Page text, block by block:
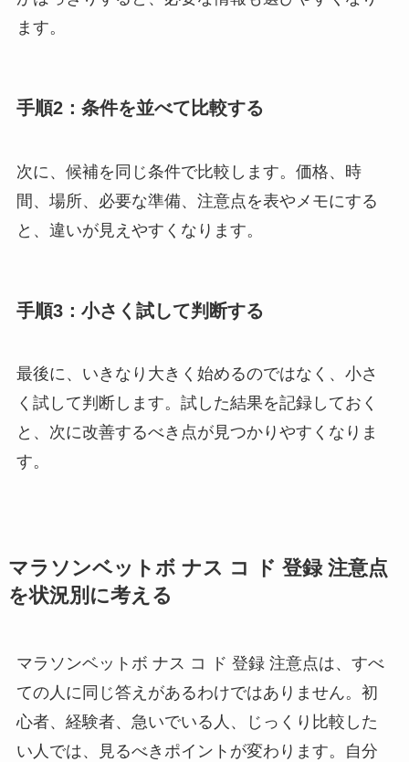
ます。
手順2：条件を並べて比較する
次に、候補を同じ条件で比較します。価格、時
間、場所、必要な準備、注意点を表やメモにする
と、違いが見えやすくなります。
手順3：小さく試して判断する
最後に、いきなり大きく始めるのではなく、小さ
く試して判断します。試した結果を記録しておく
と、次に改善するべき点が見つかりやすくなりま
す。
マラソンベットボ ナス コ ド 登録 注意点
を状況別に考える
マラソンベットボ ナス コ ド 登録 注意点は、すべ
ての人に同じ答えがあるわけではありません。初
心者、経験者、急いでいる人、じっくり比較した
い人では、見るべきポイントが変わります。自分